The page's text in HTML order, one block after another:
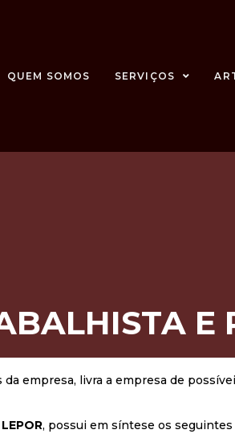
QUEM SOMOS SERVIÇOS
E
empresa, livra a empresa de
LEPOR, possui em síntese os